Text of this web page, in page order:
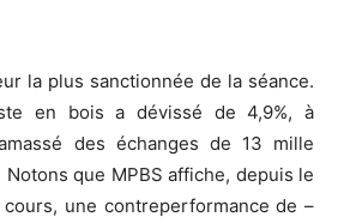
la plus sanctionnée de la séance.
en bois a dévissé de 4,9%, à
des échanges de 13 mille
que MPBS affiche, depuis le
cours, une contreperformance de –